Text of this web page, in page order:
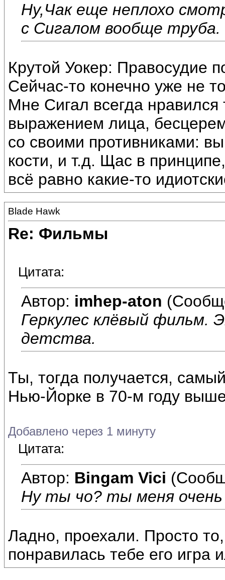
Ну,Чак еще неплохо
с Сигалом вообще труба.
Крутой Уокер: Правосудие
Сейчас-то конечно уже не
Мне Сигал всегда
выражением лица,
со своими противниками:
кости, и т.д. Щас в
всё равно какие-то
Blade Hawk
Re: Фильмы
Цитата:
Автор: imhep-aton
Геркулес клёвый фильм.
детства.
Ты, тогда получается,
Нью-Йорке в 70-м году
Добавлено через 1 минуту
Цитата:
Автор: Bingam Vici
Ну ты чо? ты меня очень
Ладно, проехали. Просто то,
понравилась тебе его